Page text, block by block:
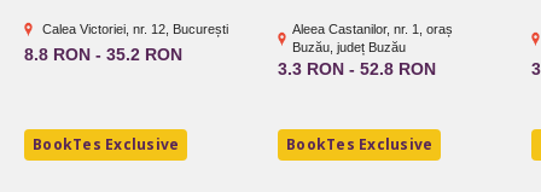
Calea Victoriei, nr. 12, București
8.8 RON - 35.2 RON
BookTes Exclusive
Aleea Castanilor, nr. 1, oraș
Buzău, județ Buzău
3.3 RON - 52.8 RON
BookTes Exclusive